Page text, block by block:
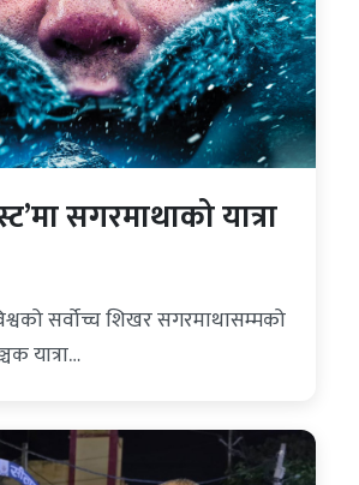
सगरमाथाको यात्रा
सर्वोच्च शिखर सगरमाथासम्मको
यात्रा…